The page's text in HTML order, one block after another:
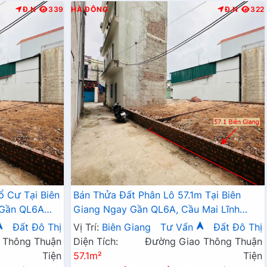
Đ.N 339
Cư Tại Biên
QL6A
Đất Đô Thị
Thuận
Tiện
HÀ ĐÔNG Đ.N 322
Bán Thửa Đất Phân Lô 57.1m Tại Biên
Giang Ngay Gần QL6A, Cầu Mai Lĩnh
Đang Mở Rộng Giá Chỉ Vài Tỷ
Vị Trí: Biên Giang Tư Vấn
Đất Đô Thị
Diện Tích:
57.1m²
Đường Giao Thông Thuận
Tiện